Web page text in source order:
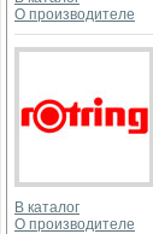
О производителе
В каталог
О производителе